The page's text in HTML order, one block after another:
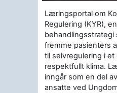
Læringsportal om
Regulering (KYR), en
behandlingsstrategi
fremme pasienters
til selvregulering i et
respektfullt klima.
inngår som en del
ansatte ved